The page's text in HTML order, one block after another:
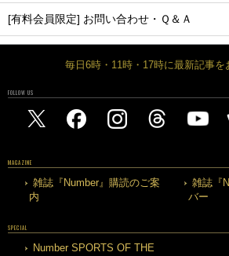
[有料会員限定] お問い合わせ・Ｑ＆Ａ
毎日6時・11時・17時に最新記事を
FOLLOW US
MAGAZINE
雑誌『Number』購読のご案
内
雑誌『
バー
SPECIAL
Number SPORTS OF THE